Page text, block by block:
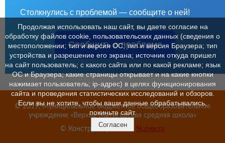
Столкнулись с проблемой — сообщите о ней!
Сообщить о проблеме
© 2019, Муниципальное бюджетное общеобразовательное
учреждение «Верхне-Матигорская средняя школа»
© Конструктор сайтов
Nubex.ru
Продолжая использовать наш сайт, вы даете согласие на
обработку файлов cookie, пользовательских данных (сведения о
местоположении; тип и версия ОС; тип и версия Браузера; тип
устройства и разрешение его экрана; источник откуда пришел
на сайт пользователь; с какого сайта или по какой рекламе; язык
ОС и Браузера; какие страницы открывает и на какие кнопки
нажимает пользователь; ip-адрес) в целях функционирования
сайта и проведения статистических исследований и обзоров.
Если вы не хотите, чтобы ваши данные обрабатывались,
покиньте сайт.
Согласен